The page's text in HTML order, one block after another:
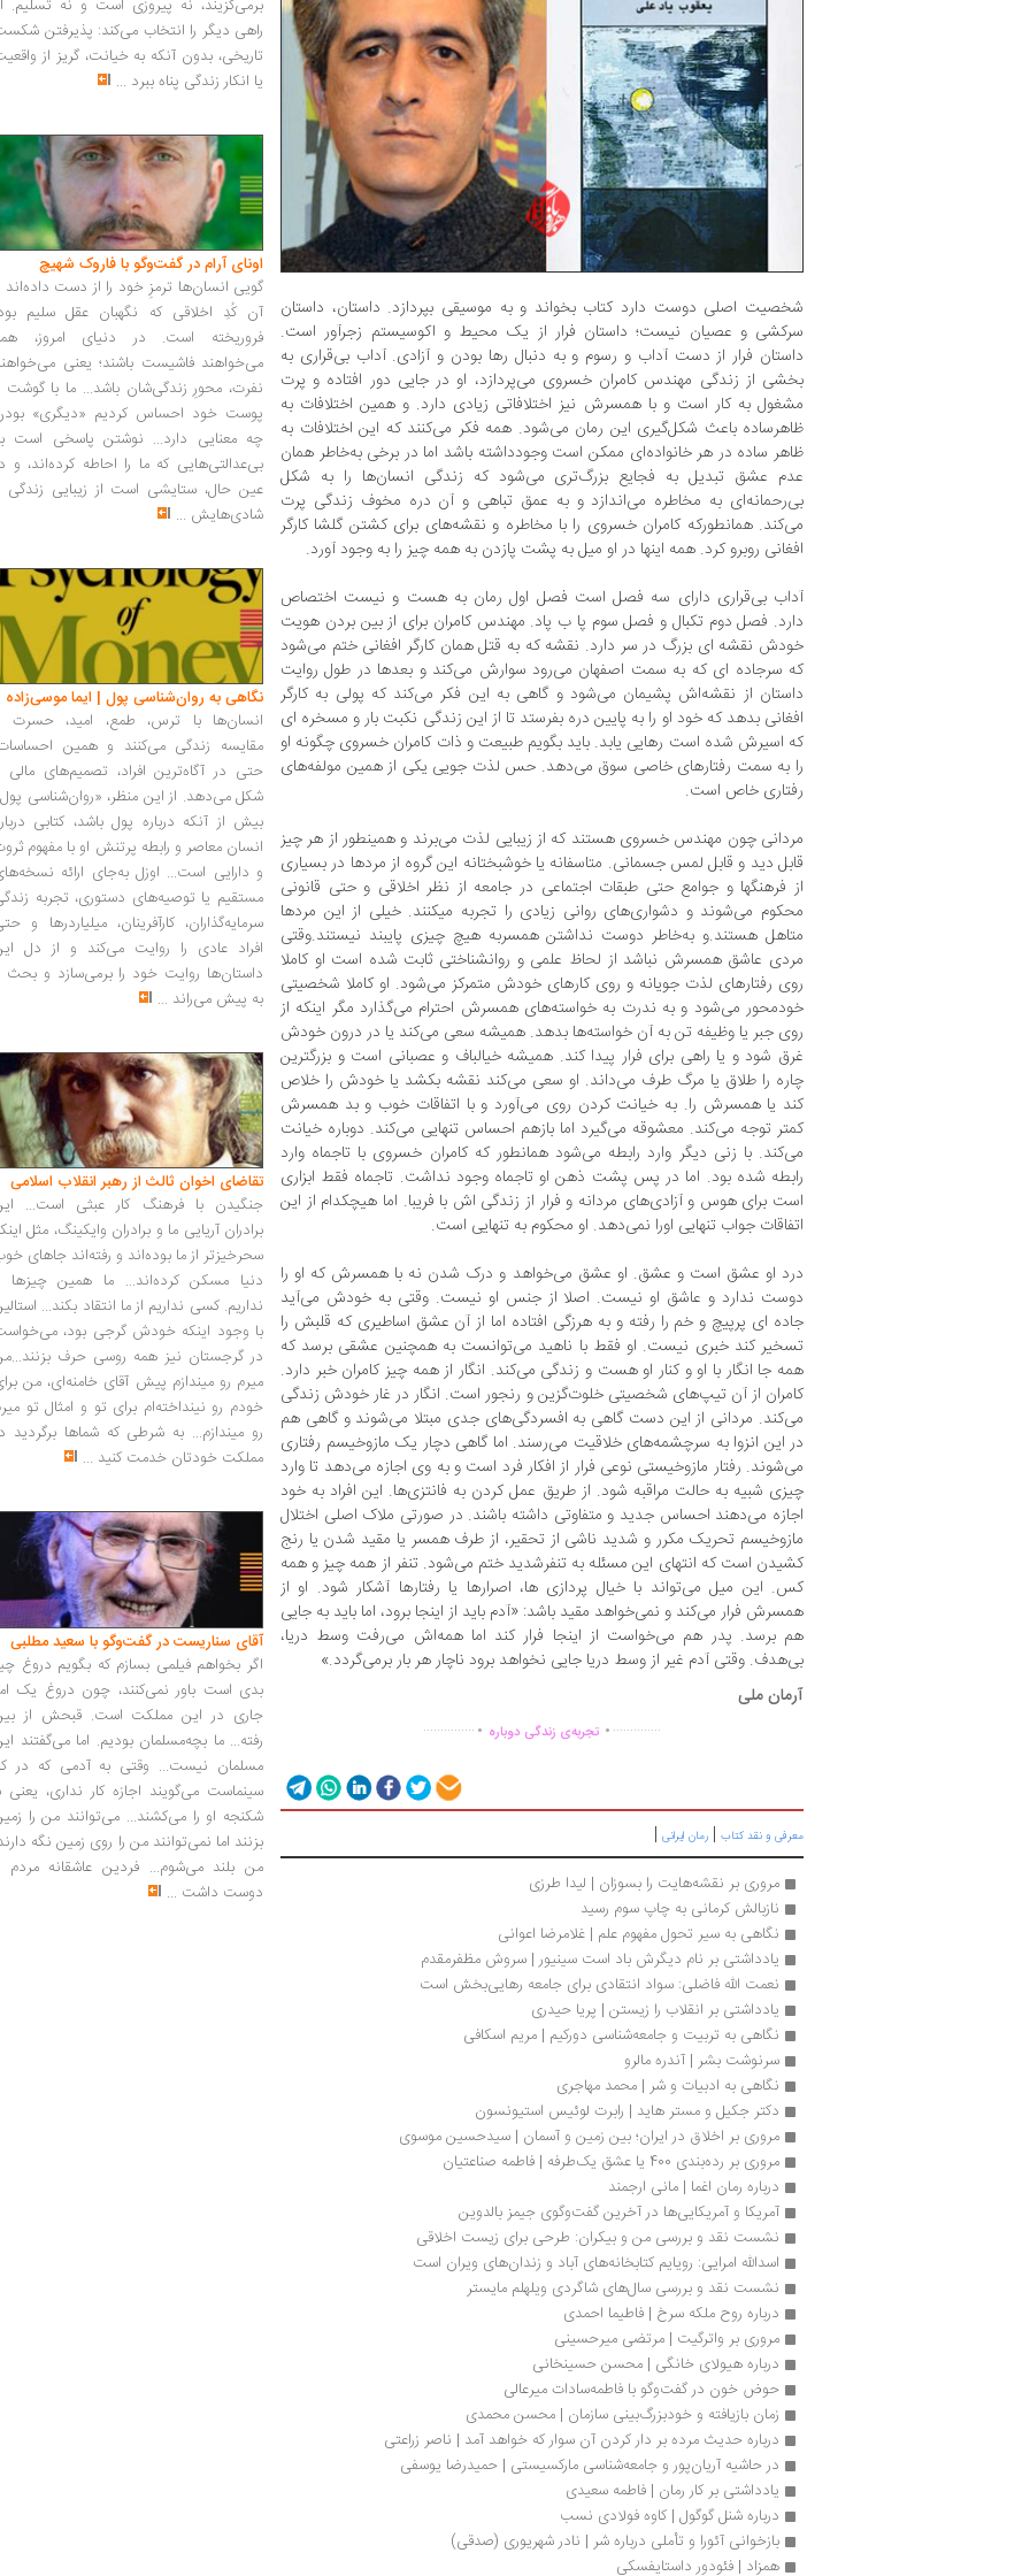
شخصیت اصلی دوست دارد کتاب بخواند و به موسیقی بپردازد. داستان، داستان
سرکشی و عصیان نیست؛ داستان فرار از یک محیط و اکوسیستم زجرآور است.
داستان فرار از دست آداب و رسوم و به دنبال رها بودن و آزادی. آداب بی‌قراری به
بخشی از زندگی مهندس کامران خسروی می‌پردازد، او در جایی دور افتاده و پرت
مشغول به کار است و با همسرش نیز اختلافاتی زیادی دارد. و همین اختلافات به
ظاهرساده باعث شکل‌گیری این رمان می‌شود. همه فکر می‌کنند که این اختلافات به
ظاهر ساده در هر خانواده‌ای ممکن است وجودداشته باشد اما در برخی به‌خاطر همان
عدم عشق تبدیل به فجایع بزرگ‌تری می‌شود که زندگی انسان‌ها را به شکل
بی‌رحمانه‌ای به مخاطره می‌اندازد و به عمق تباهی و آن دره مخوف زندگی پرت
می‌کند. همانطورکه کامران خسروی را با مخاطره و نقشه‌های برای کشتن گلشا کارگر
افغانی روبرو کرد. همه اینها در او میل به پشت پازدن به همه چیز را به وجود آورد.
آداب بی‌قراری دارای سه فصل است فصل اول رمان به هست و نیست اختصاص
دارد. فصل دوم تکبال و فصل سوم پا ب پاد. مهندس کامران برای از بین بردن هویت
خودش نقشه ای بزرگ در سر دارد. نقشه که به قتل همان کارگر افغانی ختم می‌شود
که سرجاده ای که به سمت اصفهان می‌رود سوارش می‌کند و بعدها در طول روایت
داستان از نقشه‌اش پشیمان می‌شود و گاهی به این فکر می‌کند که پولی به کارگر
افغانی بدهد که خود او را به پایین دره بفرستد تا از این زندگی نکبت بار و مسخره ای
که اسیرش شده است رهایی یابد. باید بگویم طبیعت و ذات کامران خسروی چگونه او
را به سمت رفتارهای خاصی سوق می‌دهد. حس لذت جویی یکی از همین مولفه‌های
رفتاری خاص است.
مردانی چون مهندس خسروی هستند که از زیبایی لذت می‌برند و همینطور از هر چیز
قابل دید و قابل لمس جسمانی. متاسفانه یا خوشبختانه این گروه از مردها در بسیاری
از فرهنگ‎ها و جوامع حتی طبقات اجتماعی در جامعه از نظر اخلاقی و حتی قانونی
محکوم می‌شوند و دشواری‌‌‎های روانی زیادی را تجربه می‎کنند. خیلی از این مردها
متاهل هستند.و به‌خاطر دوست نداشتن همسربه هیچ چیزی پایبند نیستند.وقتی
مردی عاشق همسرش نباشد از لحاظ علمی و روانشناختی ثابت شده است او کاملا
روی رفتارهای لذت جویانه و روی کارهای خودش متمرکز می‌شود. او کاملا شخصیتی
خودمحور می‌شود و به ندرت به خواسته‌های همسرش احترام می‌گذارد مگر اینکه از
روی جبر یا وظیفه تن به آن خواسته‌ها بدهد. همیشه سعی می‌کند یا در درون خودش
غرق شود و یا راهی برای فرار پیدا کند. همیشه خیالباف و عصبانی است و بزرگترین
چاره را طلاق یا مرگ طرف می‌داند. او سعی می‌کند نقشه بکشد یا خودش را خلاص
کند یا همسرش را. به خیانت کردن روی می‌آورد و با اتفاقات خوب و بد همسرش
کمتر توجه می‌کند. معشوقه می‌گیرد اما بازهم احساس تنهایی می‌کند. دوباره خیانت
می‌کند. با زنی دیگر وارد رابطه می‌شود همانطور که کامران خسروی با تاجماه وارد
رابطه شده بود. اما در پس پشت ذهن او تاجماه وجود نداشت. تاجماه فقط ابزاری
است برای هوس و آزادی‌های مردانه و فرار از زندگی اش با فریبا. اما هیچکدام از این
اتفاقات جواب تنهایی اورا نمی‌دهد. او محکوم به تنهایی است.
درد او عشق است و عشق. او عشق می‌خواهد و درک شدن نه با همسرش که او را
دوست ندارد و عاشق او نیست. اصلا از جنس او نیست. وقتی به خودش می‌آید
جاده ای پرپیچ و خم را رفته و به هرزگی افتاده اما از آن عشق اساطیری که قلبش را
تسخیر کند خبری نیست. او فقط با ناهید می‌توانست به همچنین عشقی برسد که
همه جا انگار با او و کنار او هست و زندگی می‌کند. انگار از همه چیز کامران خبر دارد.
کامران از آن تیپ‌های شخصیتی خلوت‎‌گزین و رنجور است. انگار در غار خودش زندگی
می‌کند. مردانی از این دست گاهی به افسردگی‌‎های جدی مبتلا می‌شوند و گاهی هم
در این انزوا به سرچشمه‎‌های خلاقیت می‌رسند. اما گاهی دچار یک مازوخیسم رفتاری
می‌شوند. رفتار مازوخیستی نوعی فرار از افکار فرد است و به وی اجازه می‌دهد تا وارد
چیزی شبیه به حالت مراقبه شود. از طریق عمل کردن به فانتزی‌ها. این افراد به خود
اجازه می‌دهند احساس جدید و متفاوتی داشته باشند. در صورتی ملاک اصلی اختلال
مازوخیسم تحریک مکرر و شدید ناشی از تحقیر، از طرف همسر یا مقید شدن یا رنج
کشیدن است که انتهای این مسئله به تنفرشدید ختم می‌شود. تنفر از همه چیز و همه
کس. این میل می‌تواند با خیال پردازی ها، اصرارها یا رفتارها آشکار شود. او از
همسرش فرار می‌کند و نمی‌خواهد مقید باشد: «آدم باید از اینجا برود، اما باید به جایی
هم برسد. پدر هم می‌خواست از اینجا فرار کند اما همه‌اش می‌رفت وسط دریا،
بی‌هدف. وقتی آدم غیر از وسط دریا جایی نخواهد برود ناچار هر بار برمی‌گردد.»
آرمان ملی
............... . تجربه‌ی زندگی دوباره . ..............
معرفی و نقد کتاب | رمان ایرانی |
مروری بر نقشه‌هایت را بسوزان | لیدا طرزی
نازبالش کرمانی به چاپ سوم رسید
نگاهی به سیر تحول مفهوم علم | غلامرضا‭ ‬اعوانی
یادداشتی بر نام دیگرش باد است سینیور | سروش مظفرمقدم
نعمت الله فاضلی: سواد انتقادی برای جامعه رهایی‌بخش است
یادداشتی بر انقلاب را زیستن | پریا حیدری
نگاهی به تربیت و جامعه‌شناسی دورکیم | مریم اسکافی
سرنوشت بشر | آندره مالرو
نگاهی به ادبیات و شر | محمد مهاجری
دکتر جکیل و مستر هاید | رابرت لوئیس استیونسون
مروری بر اخلاق در ایران؛ بین زمین و آسمان | سیدحسین موسوی
مروری بر رده‌بندی 400 یا عشق یک‌طرفه | فاطمه صناعتیان
درباره رمان اغما | مانی ارجمند
آمریکا و آمریکایی‌ها در آخرین گفت‌وگوی جیمز بالدوین
نشست نقد و بررسی من و بیکران: طرحی برای زیست اخلاقی
اسدالله امرایی: رویایم کتابخانه‌های آباد و زندان‌های ویران است
نشست نقد و بررسی سال‌های شاگردی ویلهلم مایستر
درباره روح ملکه سرخ | فاطیما احمدی
مروری بر واترگیت | مرتضی میرحسینی
درباره هیولای خانگی | محسن حسینخانی
حوض خون در گفت‌وگو با فاطمه‌سادات میرعالی
زمان بازيافته و خودبزرگ‌بینی سازمان | محسن محمدی
درباره حدیث مرده بر دار کردن آن سوار که خواهد آمد | ناصر زراعتی
در حاشیه آریان‌پور و جامعه‌شناسی مارکسیستی | حمیدرضا یوسفی
یادداشتی بر کار رمان | فاطمه سعیدی
درباره شنل گوگول | کاوه فولادی نسب
بازخوانی آئورا و تأملی درباره شر | نادر شهریوری (صدقی)
همزاد | فئودور داستایفسکی
برمی‌گزیند، نه پیروزی است و نه تسلیم.
راهی دیگر را انتخاب می‌کند: پذیرفتن
تاریخی، بدون آنکه به خیانت، گریز از
یا انکار زندگی پناه ببرد ...
اونای آرام در گفت‌وگو با فاروک شهیچ‭
گویی انسان‌ها ترمزِ خود را از دست داده‌اند
آن کُدِ اخلاقی که نگهبان عقل سلیم
فروریخته است. در دنیای امروز،
می‌خواهند فاشیست باشند؛ یعنی
نفرت، محورِ زندگی‌شان باشد... ما با گوشت
پوست خود احساس کردیم «دیگری»
چه معنایی دارد... نوشتن پاسخی است
بی‌عدالتی‌هایی که ما را احاطه کرده‌اند، و
عین حال، ستایشی است از زیبایی زندگی
شادی‌هایش ...
نگاهی به روان‌شناسی پول | ایما موسی‌زاده
انسان‌ها با ترس، طمع، امید، حسرت
مقایسه زندگی می‌کنند و همین
حتی در آگاه‌ترین افراد، تصمیم‌های مالی
شکل می‌دهد. از این منظر، «روان‌شناسی
بیش از آنکه درباره پول باشد، کتابی
انسان معاصر و رابطه پرتنش او با مفهوم
و دارایی است... اوزل به‌جای ارائه
مستقیم یا توصیه‌های دستوری، تجربه
سرمایه‌گذاران، کارآفرینان، میلیاردرها و
افراد عادی را روایت می‌کند و از دل
داستان‌ها روایت خود را برمی‌سازد و بحث
به پیش می‌راند ...
تقاضای اخوان ثالث از رهبر انقلاب اسلامی
جنگیدن با فرهنگ کار عبثی است...
برادران آریایی ما و برادران وایکینگ، مثل
سحرخیزتر از ما بوده‌اند و رفته‌اند جاهای
دنیا مسکن کرده‌اند... ما همین چیزها
نداریم. کسی نداریم از ما انتقاد بکند...
با وجود اینکه خودش گرجی بود،
در گرجستان نیز همه روسی حرف
میرم رو میندازم پیش آقای خامنه‌ای، من
خودم رو نینداخته‌ام برای تو و امثال تو
رو میندازم... به شرطی که شماها برگردید
مملکت خودتان خدمت کنید ...
آقای سناریست در گفت‌وگو با سعید مطلبی
اگر بخواهم فیلمی بسازم که بگویم دروغ
بدی است باور نمی‌کنند، چون دروغ یک
جاری در این مملکت است. قبحش از
رفته... ما بچه‌مسلمان بودیم. اما می‌گفتند
مسلمان نیست... وقتی به آدمی که در
سینماست می‌گویند اجازه کار نداری، یعنی
شکنجه او را می‌کشند... می‌توانند من را
بزنند اما نمی‌توانند من را روی زمین نگه
من بلند می‌شوم... فردین عاشقانه مردم
دوست داشت ...